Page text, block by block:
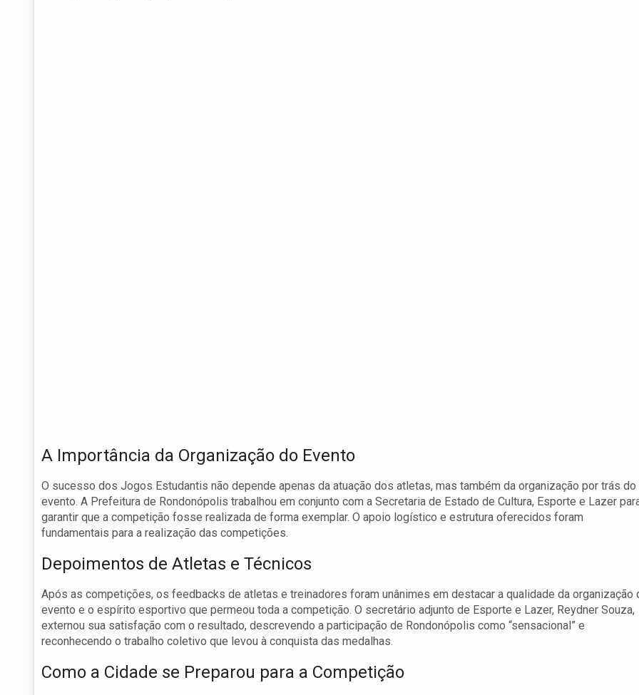
A Importância da Organização do Evento
O sucesso dos Jogos Estudantis não depende apenas da atuação dos atletas, mas também da organização por trás do
evento. A Prefeitura de Rondonópolis trabalhou em conjunto com a Secretaria de Estado de Cultura, Esporte e Lazer
garantir que a competição fosse realizada de forma exemplar. O apoio logístico e estrutura oferecidos foram
fundamentais para a realização das competições.
Depoimentos de Atletas e Técnicos
Após as competições, os feedbacks de atletas e treinadores foram unânimes em destacar a qualidade da organização
evento e o espírito esportivo que permeou toda a competição. O secretário adjunto de Esporte e Lazer, Reydner Souza,
externou sua satisfação com o resultado, descrevendo a participação de Rondonópolis como “sensacional” e
reconhecendo o trabalho coletivo que levou à conquista das medalhas.
Como a Cidade se Preparou para a Competição